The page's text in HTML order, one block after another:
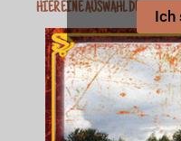
Ich
HIER EINE AUSWAHL DER